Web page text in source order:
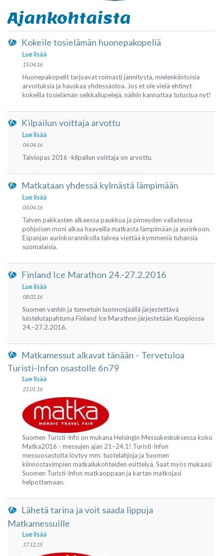
Ajankohtaista
Kokeile tosielämän huonepakopeliä
Lue lisää
15.04.16
Huonepakopelit tarjoavat roimasti jännitystä, mielenkiintoisia
arvoituksia ja hauskaa yhdessäoloa. Jos et ole vielä ehtinyt
kokeilla tosielämän seikkailupelejä, näihin kannattaa tutustua nyt!
Kilpailun voittaja arvottu
Lue lisää
04.04.16
Talviopas 2016 -kilpailun voittaja on arvottu.
Matkataan yhdessä kylmästä lämpimään
Lue lisää
04.04.16
Talven pakkasten alkaessa paukkua ja pimeyden vallatessa
pohjoisen moni alkaa haaveilla matkasta lämpimään ja aurinkoon.
Espanjan aurinkorannikolla talvea viettää kymmeniä tuhansia
suomalaisia.
Finland Ice Marathon 24.-27.2.2016
Lue lisää
08.02.16
Suomen vanhin ja tunnetuin luonnonjäällä järjestettävä
luistelutapahtuma Finland Ice Marathon järjestetään Kuopiossa
24.–27.2.2016.
Matkamessut alkavat tänään - Tervetuloa
Turisti-Infon osastolle 6n79
Lue lisää
21.01.16
Suomen Turisti-Info on mukana Helsingin Messukeskuksessa koko
Matka2016 - messujen ajan 21–24.1! Turisti-Infon
messuosastolta löytyy mm. tuotelahjoja ja Suomen
kiinnostavimpien matkailukohteiden esittelyä. Saat myös mukaasi
Suomen Turisti-Infon matkaoppaan ja kartan matkojasi
helpottamaan.
Lähetä tarina ja voit saada lippuja
Matkamessuille
Lue lisää
17.12.15